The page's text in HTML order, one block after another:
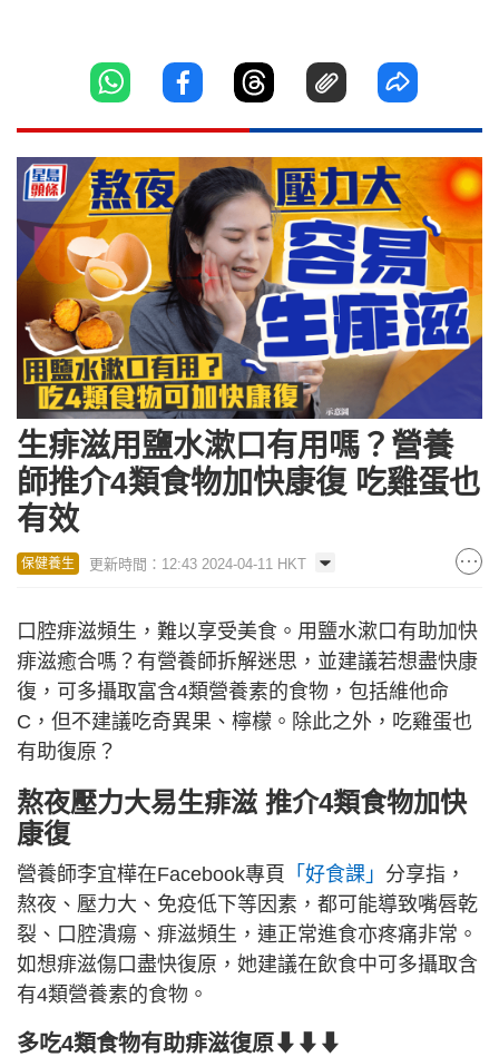
生痱滋用鹽水漱口有用嗎？營養
師推介4類食物加快康復 吃雞蛋也
有效
保健養生 更新時間：12:43 2024-04-11 HKT
口腔痱滋頻生，難以享受美食。用鹽水漱口有助加快
痱滋癒合嗎？有營養師拆解迷思，並建議若想盡快康
復，可多攝取富含4類營養素的食物，包括維他命
C，但不建議吃奇異果、檸檬。除此之外，吃雞蛋也
有助復原？
熬夜壓力大易生痱滋 推介4類食物加快
康復
營養師李宜樺在Facebook專頁 「好食課」 分享指，
熬夜、壓力大、免疫低下等因素，都可能導致嘴唇乾
裂、口腔潰瘍、痱滋頻生，連正常進食亦疼痛非常。
如想痱滋傷口盡快復原，她建議在飲食中可多攝取含
有4類營養素的食物。
多吃4類食物有助痱滋復原⬇⬇⬇